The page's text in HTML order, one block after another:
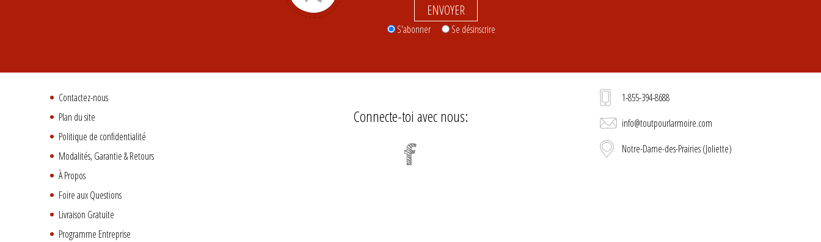
ENVOYER
S'abonner Se désinscrire
Contactez-nous
Plan du site
Politique de confidentialité
Modalités, Garantie & Retours
À Propos
Foire aux Questions
Livraison Gratuite
Programme Entreprise
Connecte-toi avec nous:
1-855-394-8688
info@toutpourlarmoire.com
Notre-Dame-des-Prairies (Joliette)